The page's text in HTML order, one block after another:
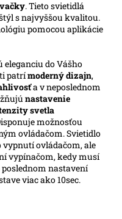
. Tieto svietidlá
s najvyššou kvalitou.
pomocou aplikácie
eleganciu do Vášho
patrímoderný dizajn,
a v neposlednom
nastavenie
svetla
možnosťou
ovládačom. Svietidlo
vypnutí ovládačom, ale
vypínačom, kedy musí
nastavení
viac ako 10sec.